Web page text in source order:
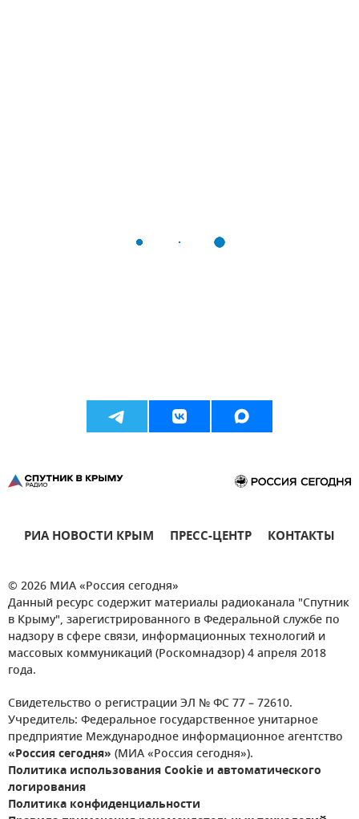
РИА НОВОСТИ КРЫМ ПРЕСС-ЦЕНТР КОНТАКТЫ
© 2026 МИА «Россия сегодня»
Данный ресурс содержит материалы радиоканала "Спутник
в Крыму", зарегистрированного в Федеральной службе по
надзору в сфере связи, информационных технологий и
массовых коммуникаций (Роскомнадзор) 4 апреля 2018
года.
Свидетельство о регистрации ЭЛ № ФС 77 – 72610.
Учредитель: Федеральное государственное унитарное
предприятие Международное информационное агентство
«Россия сегодня» (МИА «Россия сегодня»).
Политика использования Cookie и автоматического
логирования
Политика конфиденциальности